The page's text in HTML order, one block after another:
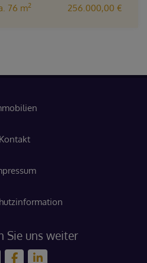
76 m2
256.000,00 €
Kontakt
Sie uns weiter